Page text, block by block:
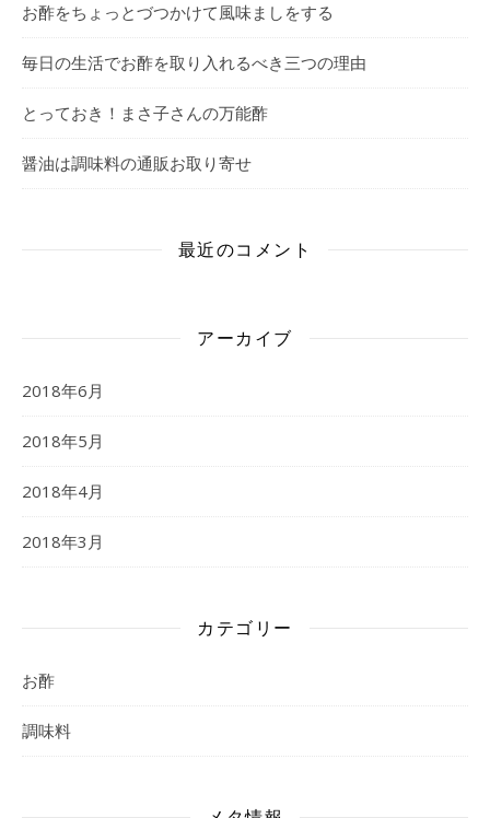
お酢をちょっとづつかけて風味ましをする
毎日の生活でお酢を取り入れるべき三つの理由
とっておき！まさ子さんの万能酢
醤油は調味料の通販お取り寄せ
最近のコメント
アーカイブ
2018年6月
2018年5月
2018年4月
2018年3月
カテゴリー
お酢
調味料